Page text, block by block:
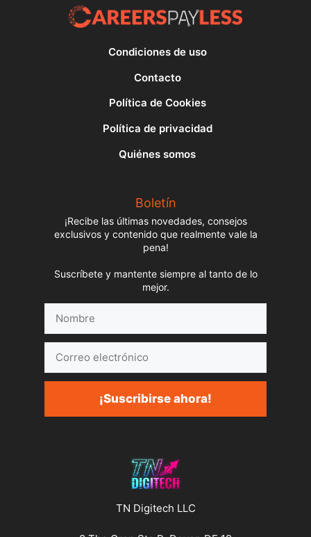
Condiciones de uso
Contacto
Política de Cookies
Política de privacidad
Quiénes somos
Boletín
¡Recibe las últimas novedades, consejos
exclusivos y contenido que realmente vale la
pena!
Suscríbete y mantente siempre al tanto de lo
mejor.
electrónico
¡Suscribirse ahora!
TN Digitech LLC